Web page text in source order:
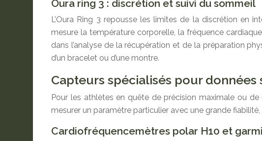
Oura ring 3 : discrétion et suivi du sommeil
L’Oura Ring 3 repousse les limites de la discrétion en
mesure la température corporelle, la fréquence
dans l’analyse de la récupération et de la préparation
d’un bracelet ou d’une montre.
Capteurs spécialisés pour données
Pour les athlètes en quête de précision maximale ou
mesurer un paramètre particulier avec une grande
Cardiofréquencemètres polar H10 et